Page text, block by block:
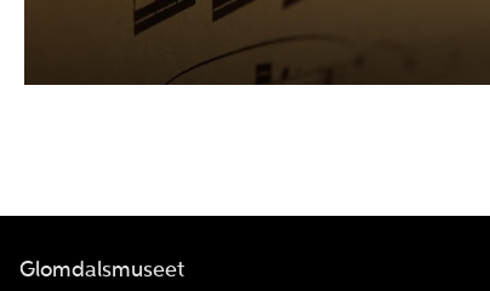
Glomdalsmuseet